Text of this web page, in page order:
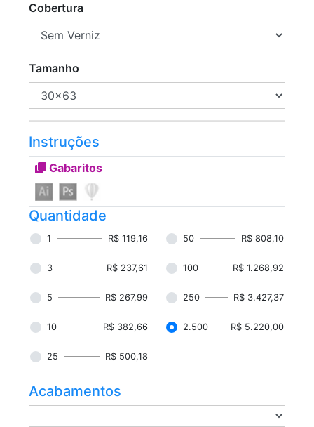
Cobertura
Tamanho
Instruções
Gabaritos
Quantidade
1 R$ 119,16 50 R$ 808,10
3 R$ 237,61 100 R$ 1.268,92
5 R$ 267,99 250 R$ 3.427,37
10 R$ 382,66 2.500 R$ 5.220,00
25 R$ 500,18
Acabamentos